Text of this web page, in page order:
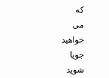
که
می
خواهید
جویا
شوید